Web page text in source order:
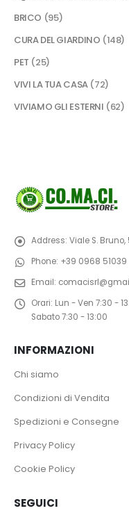
BRICO (95)
CURA DEL GIARDINO (148)
PET (25)
VIVI LA TUA CASA (72)
VIVIAMO GLI ESTERNI (62)
Address: Viale S.
Phone: +39 0968 51039
Email:
Orari: Lun - Ven 7:30 -
Sabato 7:30 - 13:00
INFORMAZIONI
Chi siamo
Condizioni di Vendita
Spedizioni e Consegne
Privacy Policy
Cookie Policy
SEGUICI